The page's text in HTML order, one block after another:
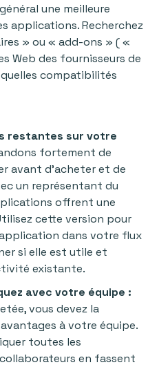
une meilleure
applications. Recherchez
» ou « add-ons » ( «
Web des fournisseurs de
compatibilités
restantes sur votre
fortement de
avant d'acheter et de
un représentant du
offrent une
cette version pour
dans votre flux
si elle est utile et
existante.
avec votre équipe :
vous devez la
à votre équipe.
toutes les
en fassent